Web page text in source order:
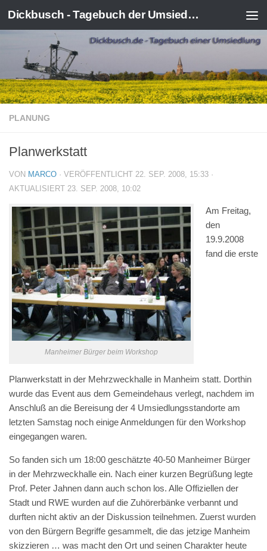
Zum Inhalt springen Dickbusch - Tagebuch der Umsiedlung von Kerpen-Manheim
PLANUNG
Planwerkstatt
VON MARCO · VERÖFFENTLICHT 22. SEP. 2008, 15:33 ·
AKTUALISIERT 23. SEP. 2008, 10:02
Manheimer Bürger beim Workshop
Am Freitag,
den
19.9.2008
fand die erste
Planwerkstatt in der Mehrzweckhalle in Manheim statt. Dorthin
wurde das Event aus dem Gemeindehaus verlegt, nachdem im
Anschluß an die Bereisung der 4 Umsiedlungsstandorte am
letzten Samstag noch einige Anmeldungen für den Workshop
eingegangen waren.
So fanden sich um 18:00 geschätzte 40-50 Manheimer Bürger
in der Mehrzweckhalle ein. Nach einer kurzen Begrüßung legte
Prof. Peter Jahnen dann auch schon los. Alle Offiziellen der
Stadt und RWE wurden auf die Zuhörerbänke verbannt und
durften nicht aktiv an der Diskussion teilnehmen. Zuerst wurden
von den Bürgern Begriffe gesammelt, die das jetzige Manheim
skizzieren … was macht den Ort und seinen Charakter heute